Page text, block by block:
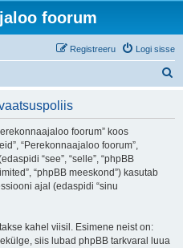
foorum
Logi sisse
Registreeru
foorum” koos
“Perekonnaajaloo foorum”,
“see”, “selle”, “phpBB
“phpBB meeskond”) kasutab
ajal (edaspidi “sinu
kahel viisil. Esimene neist on:
siis lubad phpBB tarkvaral luua